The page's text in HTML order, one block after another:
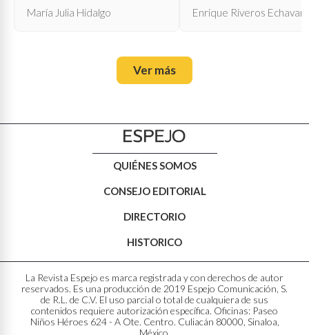
María Julia Hidalgo Enrique Riveros
Ver más
QUIÉNES SOMOS
CONSEJO EDITORIAL
DIRECTORIO
HISTORICO
La Revista Espejo es marca registrada y con derechos de autor
reservados. Es una producción de 2019 Espejo Comunicación, S.
de R.L. de C.V. El uso parcial o total de cualquiera de sus
contenidos requiere autorización específica. Oficinas: Paseo
Niños Héroes 624 - A Ote. Centro. Culiacán 80000, Sinaloa,
México.